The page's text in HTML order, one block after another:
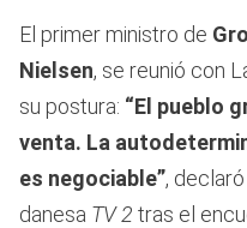
El primer ministro de
Nielsen, se reunió con
su postura: “El pueblo
venta. La
es negociable”,
danesa TV 2 tras el